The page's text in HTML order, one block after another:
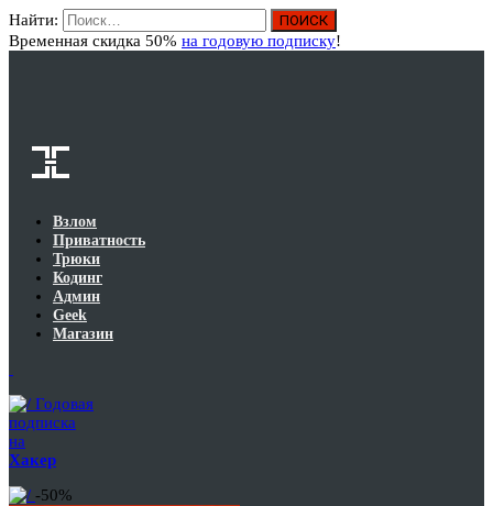
Найти:
Временная скидка 50% на годовую подписку!
Взлом
Приватность
Трюки
Кодинг
Админ
Geek
Магазин
Годовая
подписка
на
Хакер
-50%